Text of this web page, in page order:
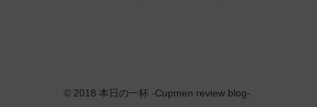
© 2018 本日の一杯 -Cupmen review blog-.